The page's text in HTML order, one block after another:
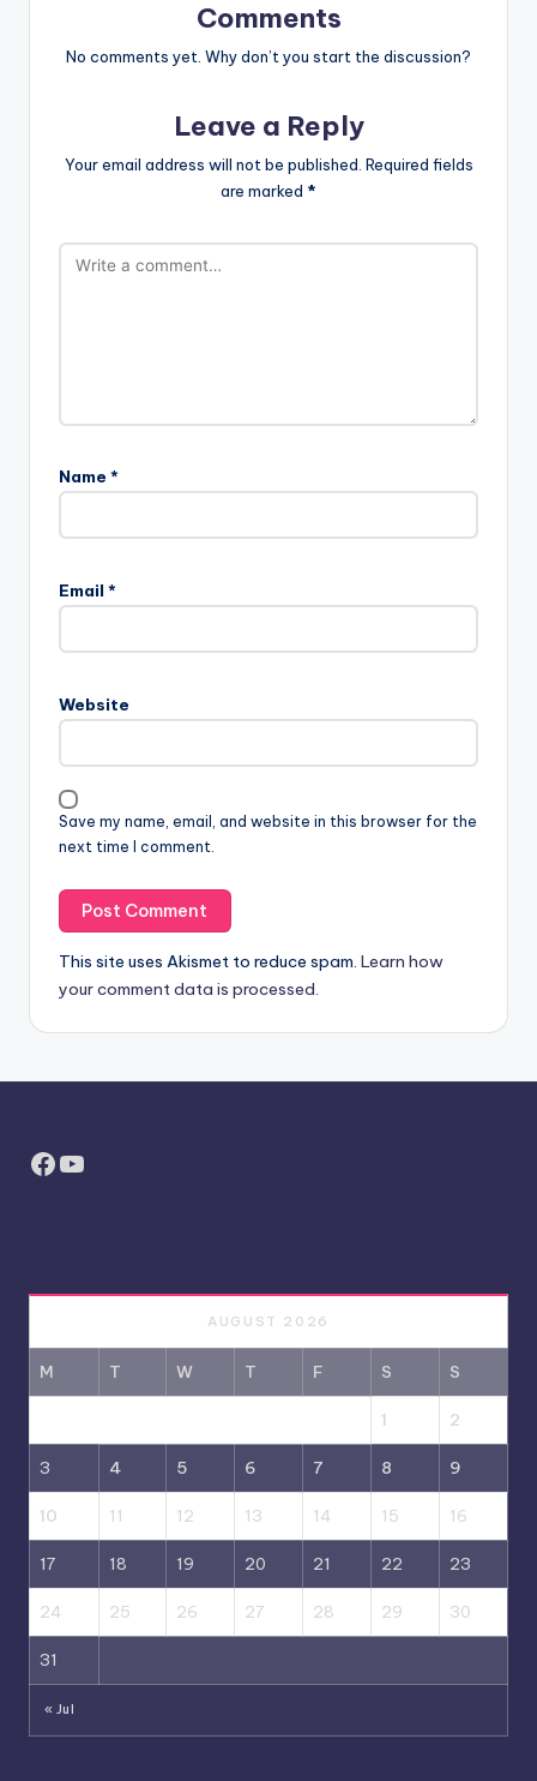
Comments
No comments yet. Why don’t you start the discussion?
Leave a Reply
Your email address will not be published. Required fields
are marked *
Name *
Email *
Website
Save my name, email, and website in this browser for the
next time I comment.
This site uses Akismet to reduce spam. Learn how
your comment data is processed.
Facebook
YouTube
AUGUST 2026
M T W T F S S
1 2
3 4 5 6 7 8 9
10 11 12 13 14 15 16
17 18 19 20 21 22 23
24 25 26 27 28 29 30
31
« Jul